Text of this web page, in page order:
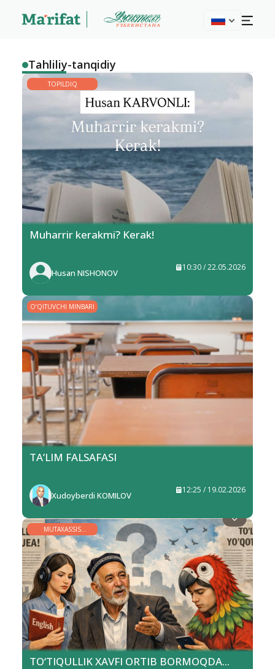
Tahliliy-tanqidiy
TOPILDIQ
Muharrir kerakmi? Kerak!
Husan NISHONOV
10:30 / 22.05.2026
O‘QITUVCHI MINBARI
TA’LIM FALSAFASI
Xudoyberdi KOMILOV
12:25 / 19.02.2026
MUTAXASSIS
MINBARI
TO‘TIQULLIK XAVFI ORTIB BORMOQDA...